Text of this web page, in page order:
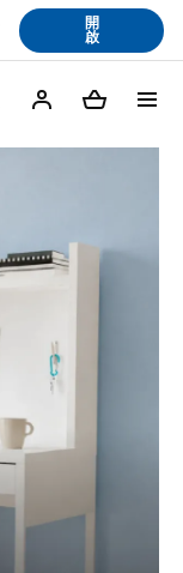
開
啟